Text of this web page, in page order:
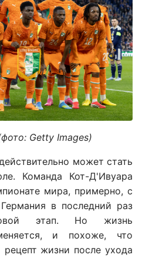
Getty Images)
может стать
Команда Кот-Д'Ивуара
мира, примерно, с
в последний раз
этап. Но жизнь
и похоже, что
жизни после ухода